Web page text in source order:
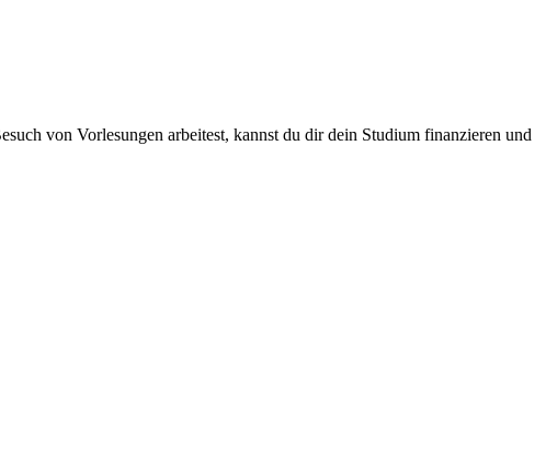
von Vorlesungen arbeitest, kannst du dir dein Studium finanzieren und